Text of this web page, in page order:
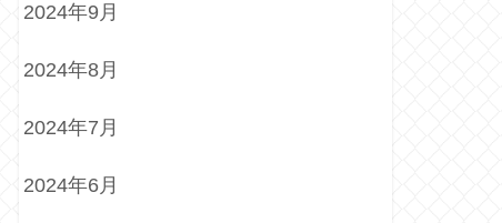
2024年9月
2024年8月
2024年7月
2024年6月